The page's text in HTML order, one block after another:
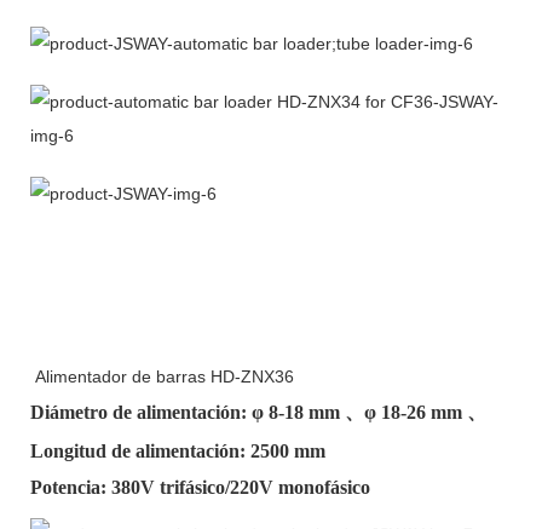
Alimentador de barras HD-ZNX36
Diámetro de alimentación: φ 8-18 mm 、φ 18-26 mm 、
Longitud de alimentación: 2500 mm
Potencia: 380V trifásico/220V monofásico